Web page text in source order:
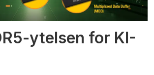
ytelsen for KI-